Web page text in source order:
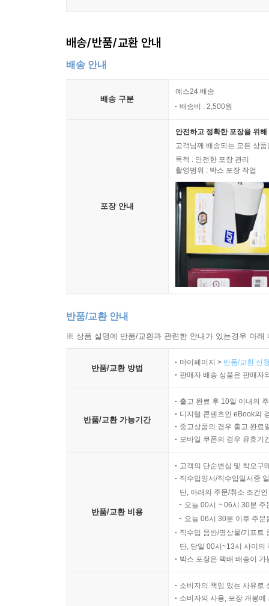
배송/반품/교환 안내
배송 안내
배송 구분
예스24 배송
배송비 : 2,500원
포장 안내
안전하고 정확한 포장을 위
고객님께 배송되는 모든 상
목적 : 안전한 포장 관리
촬영범위 : 박스 포장 작업
반품/교환 안내
※ 상품 설명에 반품/교환과 관련한 안내가 있는경우 아
반품/교환 방법
마이페이지 > 반품/교환 신
판매자 배송 상품은 판매자
반품/교환 가능기간
출고 완료 후 10일 이내의
디지털 콘텐츠인 eBook의
중고상품의 경우 출고 완료
모바일 쿠폰의 경우 유효기
반품/교환 비용
고객의 단순변심 및 착오구
직수입양서/직수입일서중
단, 아래의 주문/취소 조건
오늘 00시 ~ 06시 30분
오늘 06시 30분 이후 주
직수입 음반/영상물/기프트
단, 당일 00시~13시 사이의
박스 포장은 택배 배송이
소비자의 책임 있는 사유로
소비자의 사용, 포장 개봉